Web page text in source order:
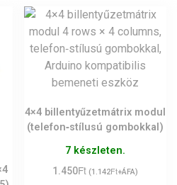
4×4 billentyűzetmátrix modul
(telefon‑stílusú gombokkal)
7 készleten.
1.450Ft (1.142Ft+ÁFA)